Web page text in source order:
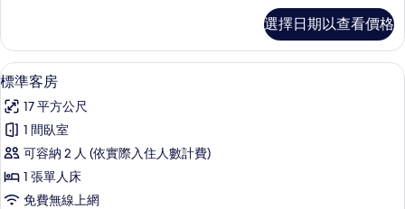
雙
人
床
和
張
沙
發
客
房,
1
加
大
雙
人
床
和
選擇日期以查看價格
顯
示
標
準
客
房
標準客房 | 客房內保險箱、書桌、遮
6
標準客房
17 平方公尺
1 間臥室
可容納 2 人 (依實際入住人數計費)
1 張單人床
免費無線上網